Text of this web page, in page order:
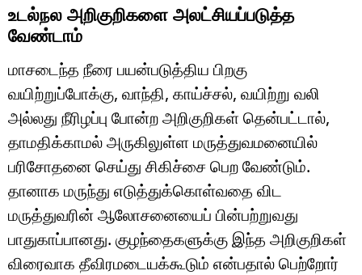
உடல்நல அறிகுறிகளை அலட்சியப்படுத்த
வேண்டாம்
மாசடைந்த நீரை பயன்படுத்திய பிறகு
வயிற்றுப்போக்கு, வாந்தி, காய்ச்சல், வயிற்று வலி
அல்லது நீரிழப்பு போன்ற அறிகுறிகள் தென்பட்டால்,
தாமதிக்காமல் அருகிலுள்ள மருத்துவமனையில்
பரிசோதனை செய்து சிகிச்சை பெற வேண்டும்.
தானாக மருந்து எடுத்துக்கொள்வதை விட
மருத்துவரின் ஆலோசனையைப் பின்பற்றுவது
பாதுகாப்பானது. குழந்தைகளுக்கு இந்த அறிகுறிகள்
விரைவாக தீவிரமடையக்கூடும் என்பதால் பெற்றோர்